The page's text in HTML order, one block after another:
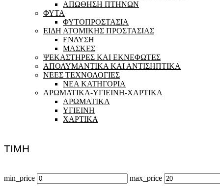
ΑΠΩΘΗΣΗ ΠΤΗΝΩΝ
ΦΥΤΑ
ΦΥΤΟΠΡΟΣΤΑΣΙΑ
ΕΙΔΗ ΑΤΟΜΙΚΗΣ ΠΡΟΣΤΑΣΙΑΣ
ΕΝΔΥΣΗ
ΜΑΣΚΕΣ
ΨΕΚΑΣΤΗΡΕΣ ΚΑΙ ΕΚΝΕΦΩΤΕΣ
ΑΠΟΛΥΜΑΝΤΙΚΑ ΚΑΙ ΑΝΤΙΣΗΠΤΙΚΑ
ΝΕΕΣ ΤΕΧΝΟΛΟΓΙΕΣ
ΝΕΑ ΚΑΤΗΓΟΡΙΑ
ΑΡΩΜΑΤΙΚΑ-ΥΓΙΕΙΝΗ-ΧΑΡΤΙΚΑ
ΑΡΩΜΑΤΙΚΑ
ΥΓΙΕΙΝΗ
ΧΑΡΤΙΚΑ
ΤΙΜΗ
min_price max_price